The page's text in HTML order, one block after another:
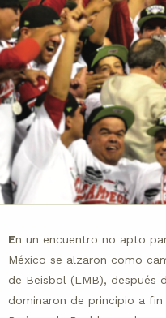
En un encuentro no apto
México se alzaron como
de Beisbol (LMB), después
dominaron de principio a